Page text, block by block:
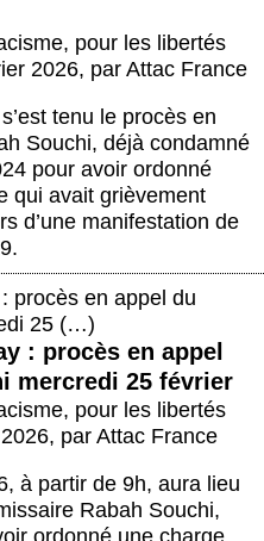
pour les libertés
2026, par Attac France
tenu le procès en
Souchi, déjà condamné
pour avoir ordonné
qui avait grièvement
d’une manifestation de
: procès en appel
mercredi 25 février
pour les libertés
, par Attac France
à partir de 9h, aura lieu
Rabah Souchi,